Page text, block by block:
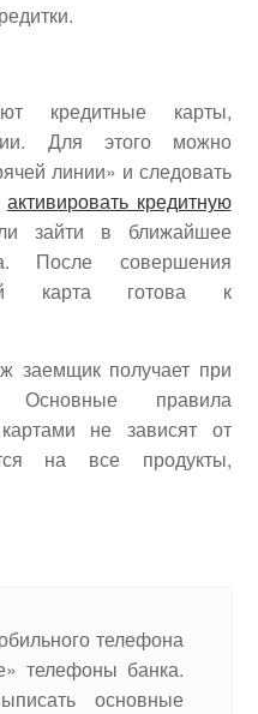
кредитные карты,
Для этого можно
линии» и следовать
активировать кредитную
зайти в ближайшее
После совершения
карта готова к
заемщик получает при
Основные правила
не зависят от
на все продукты,
телефона
телефоны банка.
основные